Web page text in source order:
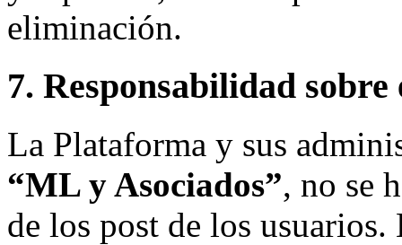
eliminación.
7. Responsabilidad
La Plataforma y sus
“ML y Asociados”, no se
de los post de los